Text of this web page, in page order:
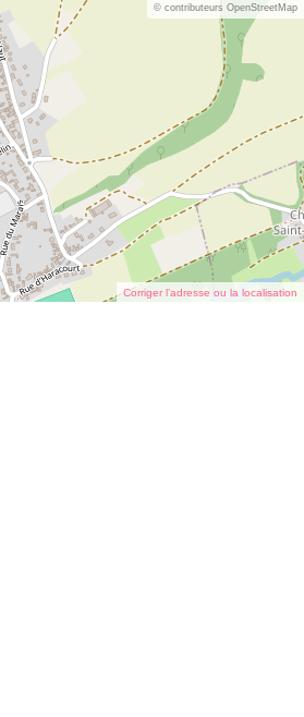
© contributeurs OpenStreetMap
Corriger l’adresse ou la localisation